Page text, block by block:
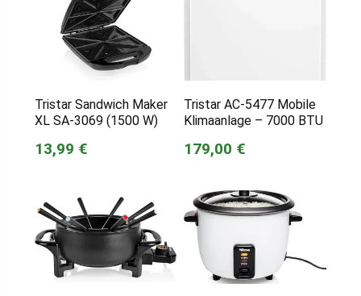
Tristar Sandwich Maker
XL SA-3069 (1500 W)
13,99 €
Tristar AC-5477 Mobile
Klimaanlage – 7000 BTU
179,00 €